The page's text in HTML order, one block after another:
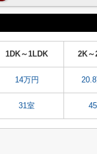
1DK～1LDK 2K～
14万円
31室